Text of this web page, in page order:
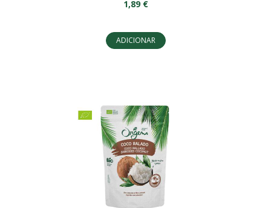
1,89 €
ADICIONAR